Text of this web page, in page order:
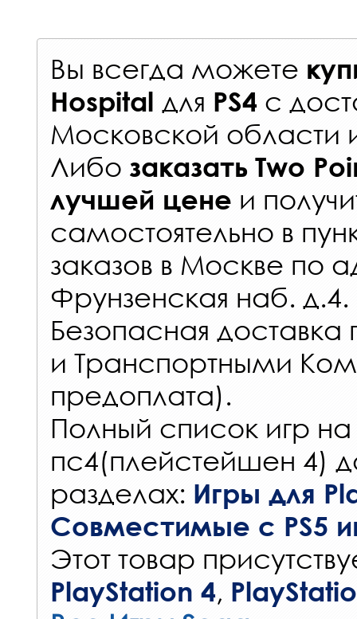
Вы всегда можете
Hospital для PS4 с
Московской области
Либо заказать Two
лучшей цене и
самостоятельно в
заказов в Москве по
Фрунзенская наб. д.4.
Безопасная
и Транспортными
предоплата).
Полный список игр на
пс4(плейстейшен 4)
разделах: Игры для
Совместимые с PS5
Этот товар
PlayStation 4,